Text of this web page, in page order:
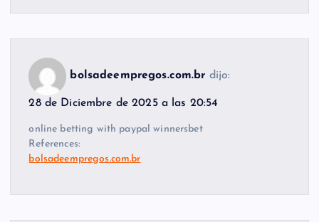
bolsadeempregos.com.br dijo:
28 de Diciembre de 2025 a las 20:54
online betting with paypal winnersbet
References:
bolsadeempregos.com.br